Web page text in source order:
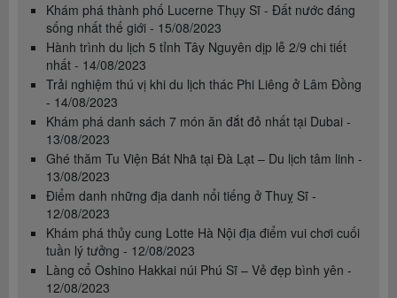
Khám phá thành phố Lucerne Thụy Sĩ - Đất nước đáng
sống nhất thế giới - 15/08/2023
Hành trình du lịch 5 tỉnh Tây Nguyên dịp lễ 2/9 chi tiết
nhất - 14/08/2023
Trải nghiệm thú vị khi du lịch thác Phi Liêng ở Lâm Đồng
- 14/08/2023
Khám phá danh sách 7 món ăn đắt đỏ nhất tại Dubai -
13/08/2023
Ghé thăm Tu Viện Bát Nhã tại Đà Lạt – Du lịch tâm linh -
13/08/2023
Điểm danh những địa danh nổi tiếng ở Thuỵ Sĩ -
12/08/2023
Khám phá thủy cung Lotte Hà Nội địa điểm vui chơi cuối
tuần lý tưởng - 12/08/2023
Làng cổ Oshino Hakkai núi Phú Sĩ – Vẻ đẹp bình yên -
12/08/2023